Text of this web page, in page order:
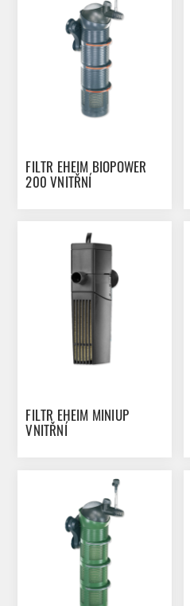
FILTR EHEIM BIOPOWER
200 VNITŘNÍ
FILTR EHEIM MINIUP
VNITŘNÍ